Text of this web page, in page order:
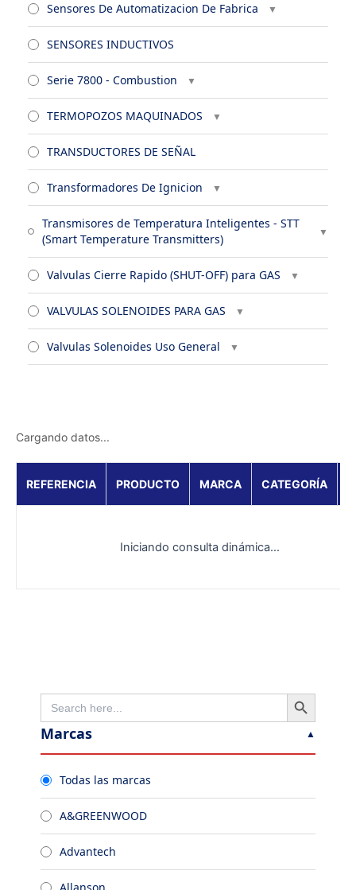
Sensores De Automatizacion De Fabrica
SENSORES INDUCTIVOS
Serie 7800 - Combustion
TERMOPOZOS MAQUINADOS
TRANSDUCTORES DE SEÑAL
Transformadores De Ignicion
Transmisores de Temperatura Inteligentes - STT
(Smart Temperature Transmitters)
Valvulas Cierre Rapido (SHUT-OFF) para GAS
VALVULAS SOLENOIDES PARA GAS
Valvulas Solenoides Uso General
Cargando datos...
REFERENCIA PRODUCTO MARCA CATEGORÍA
Iniciando consulta dinámica...
Search
for:
Search Button
Marcas
Todas las marcas
A&GREENWOOD
Advantech